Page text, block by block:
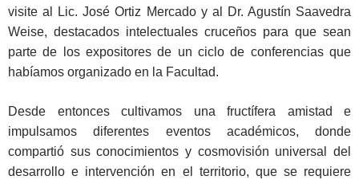
visite al Lic. José Ortiz Mercado y al Dr. Agustín Saavedra
Weise, destacados intelectuales cruceños para que sean
parte de los expositores de un ciclo de conferencias que
habíamos organizado en la Facultad.
Desde entonces cultivamos una fructífera amistad e
impulsamos diferentes eventos académicos, donde
compartió sus conocimientos y cosmovisión universal del
desarrollo e intervención en el territorio, que se requiere